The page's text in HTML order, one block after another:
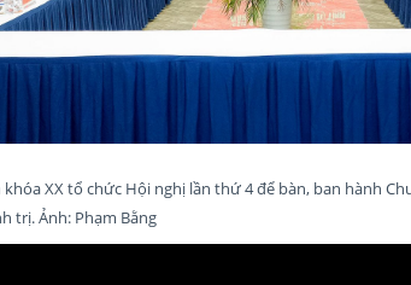
XX tổ chức Hội nghị lần thứ 4 để bàn, ban hành
trị. Ảnh: Phạm Bằng